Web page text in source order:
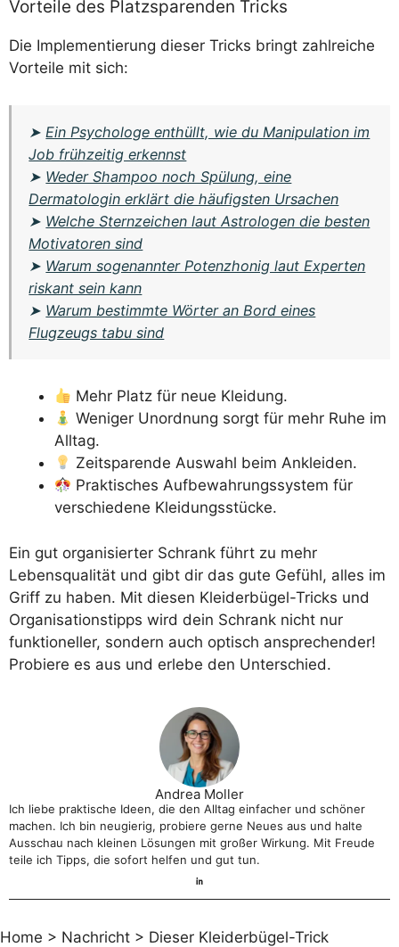
Vorteile des Platzsparenden Tricks
Die Implementierung dieser Tricks bringt zahlreiche
Vorteile mit sich:
➤ Ein Psychologe enthüllt, wie du Manipulation im
Job frühzeitig erkennst
➤ Weder Shampoo noch Spülung, eine
Dermatologin erklärt die häufigsten Ursachen
➤ Welche Sternzeichen laut Astrologen die besten
Motivatoren sind
➤ Warum sogenannter Potenzhonig laut Experten
riskant sein kann
➤ Warum bestimmte Wörter an Bord eines
Flugzeugs tabu sind
Mehr Platz für neue Kleidung.
Weniger Unordnung sorgt für mehr Ruhe im
Alltag.
Zeitsparende Auswahl beim Ankleiden.
Praktisches Aufbewahrungssystem für
verschiedene Kleidungsstücke.
Ein gut organisierter Schrank führt zu mehr
Lebensqualität und gibt dir das gute Gefühl, alles im
Griff zu haben. Mit diesen Kleiderbügel-Tricks und
Organisationstipps wird dein Schrank nicht nur
funktioneller, sondern auch optisch ansprechender!
Probiere es aus und erlebe den Unterschied.
Andrea Moller
Ich liebe praktische Ideen, die den Alltag einfacher und schöner
machen. Ich bin neugierig, probiere gerne Neues aus und halte
Ausschau nach kleinen Lösungen mit großer Wirkung. Mit Freude
teile ich Tipps, die sofort helfen und gut tun.
Home > Nachricht > Dieser Kleiderbügel-Trick